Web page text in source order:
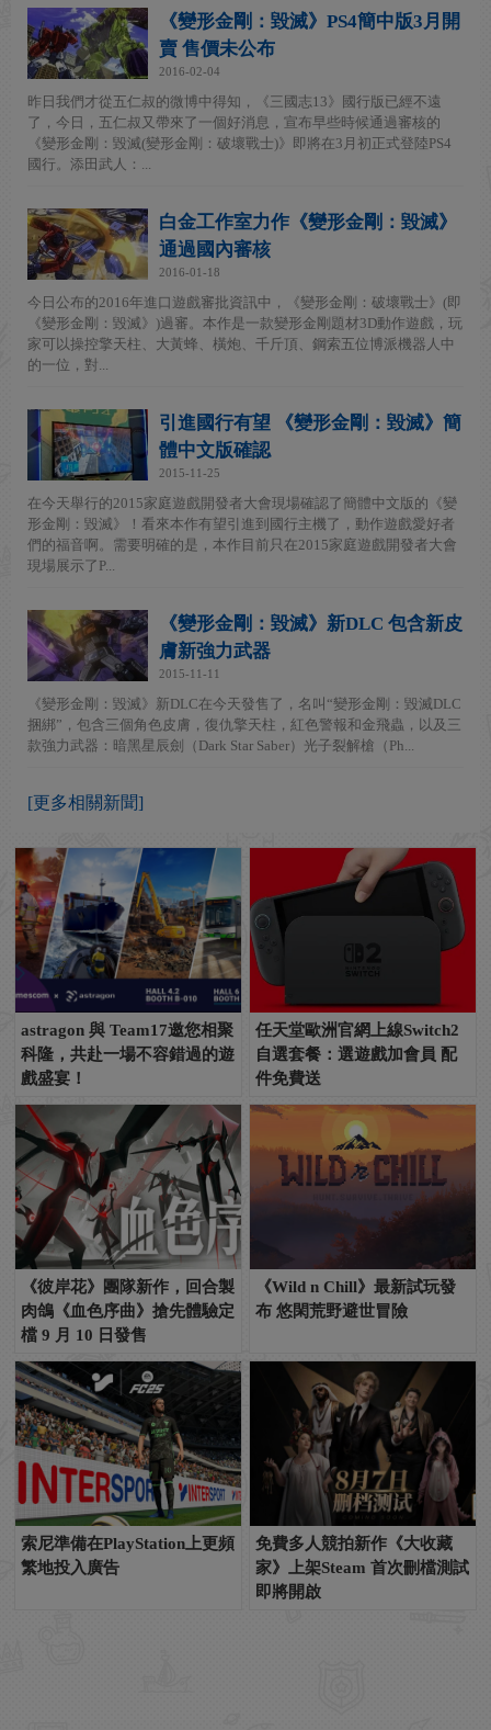
《變形金剛：毀滅》PS4簡中版3月開
賣 售價未公布
2016-02-04
昨日我們才從五仁叔的微博中得知，《三國志13》國行版已經不遠
了，今日，五仁叔又帶來了一個好消息，宣布早些時候通過審核的
《變形金剛：毀滅(變形金剛：破壞戰士)》即將在3月初正式登陸PS4
國行。添田武人：...
白金工作室力作《變形金剛：毀滅》
通過國內審核
2016-01-18
今日公布的2016年進口遊戲審批資訊中，《變形金剛：破壞戰士》(即
《變形金剛：毀滅》)過審。本作是一款變形金剛題材3D動作遊戲，玩
家可以操控擎天柱、大黃蜂、橫炮、千斤頂、鋼索五位博派機器人中
的一位，對...
引進國行有望 《變形金剛：毀滅》簡
體中文版確認
2015-11-25
在今天舉行的2015家庭遊戲開發者大會現場確認了簡體中文版的《變
形金剛：毀滅》！看來本作有望引進到國行主機了，動作遊戲愛好者
們的福音啊。需要明確的是，本作目前只在2015家庭遊戲開發者大會
現場展示了P...
《變形金剛：毀滅》新DLC 包含新皮
膚新強力武器
2015-11-11
《變形金剛：毀滅》新DLC在今天發售了，名叫“變形金剛：毀滅DLC
捆綁”，包含三個角色皮膚，復仇擎天柱，紅色警報和金飛蟲，以及三
款強力武器：暗黑星辰劍（Dark Star Saber）光子裂解槍（Ph...
[更多相關新聞]
astragon 與 Team17邀您相聚
科隆，共赴一場不容錯過的遊
戲盛宴！
任天堂歐洲官網上線Switch2
自選套餐：選遊戲加會員 配
件免費送
《彼岸花》團隊新作，回合製
肉鴿《血色序曲》搶先體驗定
檔 9 月 10 日發售
《Wild n Chill》最新試玩發
布 悠閑荒野避世冒險
索尼準備在PlayStation上更頻
繁地投入廣告
免費多人競拍新作《大收藏
家》上架Steam 首次刪檔測試
即將開啟